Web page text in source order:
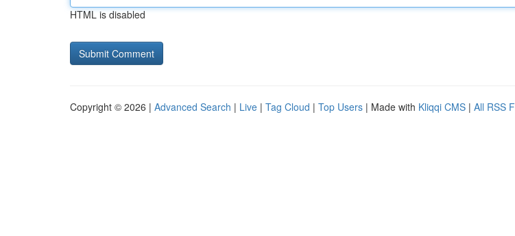
HTML is disabled
Copyright © 2026 | Advanced Search | Live | Tag Cloud | Top Users | Made with Kliqqi CMS | All RSS